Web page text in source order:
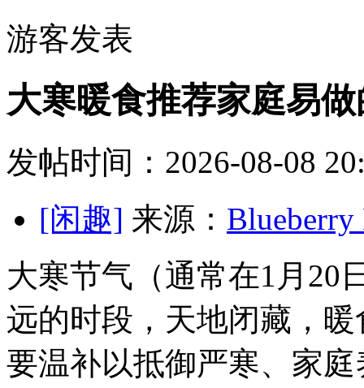
游客发表
大寒暖食推荐家庭易
发帖时间：2026-08-08
[闲趣] 来源：
大寒节气（通常在1月20
远的时段，天地闭藏，
要温补以抵御严寒、家